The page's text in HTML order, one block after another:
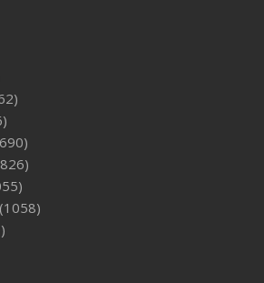
(1058)